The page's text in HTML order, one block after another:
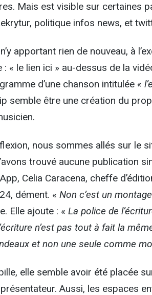
Mais est visible sur certaines
politique infos news, et
apportant rien de nouveau, à
: « le lien ici » au-dessus de la
d’une chanson intitulée «
semble être une création du
nous sommes allés sur le
trouvé aucune publication
Celia Caracena, cheffe
dément. « Non c’est un
Elle ajoute : « La police de
n’est pas tout à fait la
et non une seule comme
elle semble avoir été placée
Aussi, les espaces